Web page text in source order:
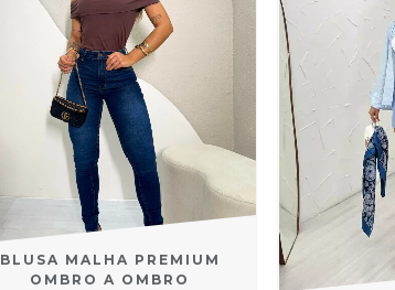
BLUSA MALHA PREMIUM
OMBRO A OMBRO